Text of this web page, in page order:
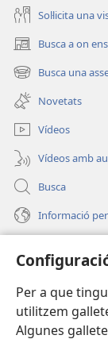
Per a que
utilitzem
Algunes
Soŀlicita una
Busca a on
(obri
en
una
finestra
nova)
Busca una
(obri
en
una
finestra
nova)
Novetats
Vídeos
Vídeos amb
Busca
Informació
(obri
en
una
finestra
BIBLIOTECA
(obri